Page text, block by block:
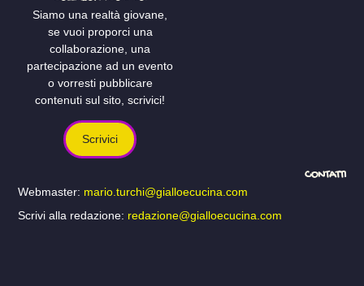
Siamo una realtà giovane,
se vuoi proporci una
collaborazione, una
partecipazione ad un evento
o vorresti pubblicare
contenuti sul sito, scrivici!
Scrivici
CONTATTI
Webmaster: mario.turchi@gialloecucina.com
Scrivi alla redazione: redazione@gialloecucina.com